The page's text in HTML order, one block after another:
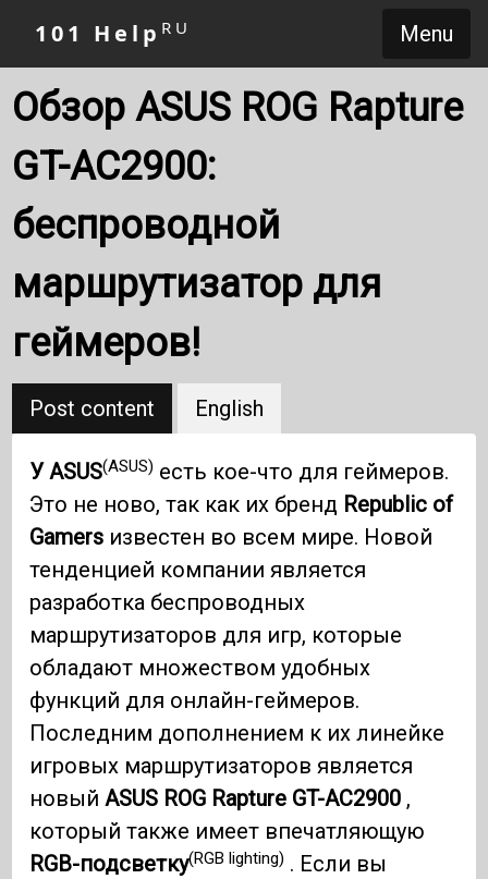
Menu
101 Help RU
Обзор ASUS ROG Rapture
GT-AC2900:
беспроводной
маршрутизатор для
геймеров!
Post content English
У ASUS(ASUS) есть кое-что для геймеров.
Это не ново, так как их бренд Republic of
Gamers известен во всем мире. Новой
тенденцией компании является
разработка беспроводных
маршрутизаторов для игр, которые
обладают множеством удобных
функций для онлайн-геймеров.
Последним дополнением к их линейке
игровых маршрутизаторов является
новыйASUS ROG Rapture GT-AC2900 ,
который также имеет впечатляющую
RGB-подсветку(RGB lighting) . Если вы